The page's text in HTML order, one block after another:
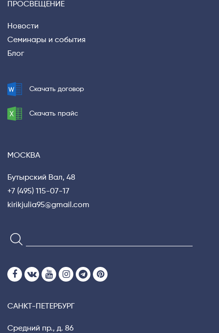
ПРОСВЕЩЕНИЕ
Новости
Семинары и события
Блог
Скачать договор
Скачать прайс
МОСКВА
Бутырский Вал, 48
+7 (495) 115-07-17
kirikjulia95@gmail.com
САНКТ-ПЕТЕРБУРГ
Средний пр., д. 86